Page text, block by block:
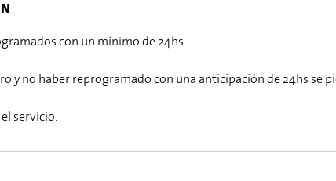
con un mínimo de 24hs.
y no haber reprogramado con una anticipación de 24hs se
servicio.